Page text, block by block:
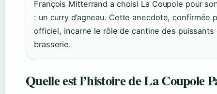
François Mitterrand a choisi La Coupole pour
: un curry d’agneau. Cette anecdote, confirmée
officiel, incarne le rôle de cantine des puissants
brasserie.
Quelle est l’histoire de La Coupole